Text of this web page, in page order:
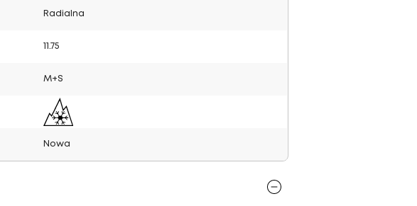
Radialna
11.75
M+S
Nowa